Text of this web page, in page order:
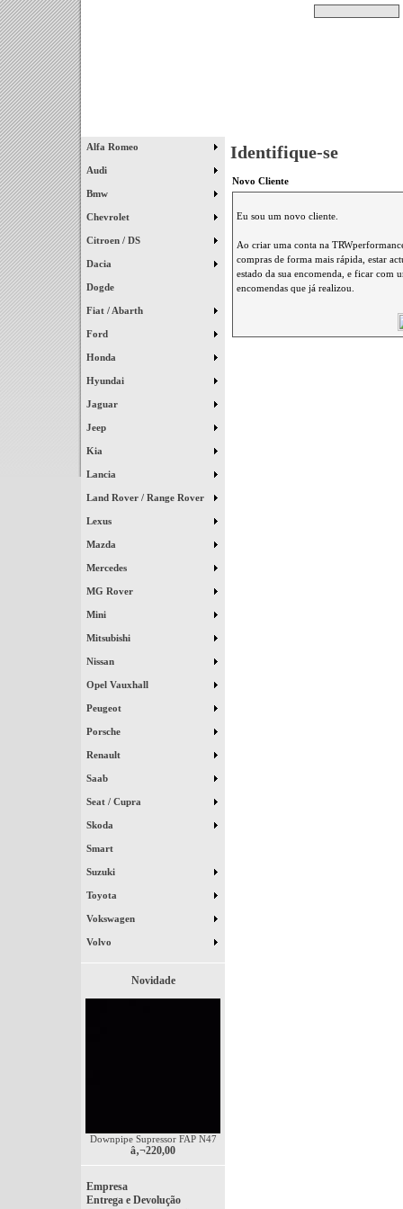
Alfa Romeo
Audi
Bmw
Chevrolet
Citroen / DS
Dacia
Dogde
Fiat / Abarth
Ford
Honda
Hyundai
Jaguar
Jeep
Kia
Lancia
Land Rover / Range Rover
Lexus
Mazda
Mercedes
MG Rover
Mini
Mitsubishi
Nissan
Opel Vauxhall
Peugeot
Porsche
Renault
Saab
Seat / Cupra
Skoda
Smart
Suzuki
Toyota
Vokswagen
Volvo
Novidade
Downpipe Supressor FAP N47
â‚¬220,00
Empresa
Entrega e Devolução
Identifique-se
Novo Cliente
Eu sou um novo cliente.
Ao criar uma conta na
compras de forma mais rápida, estar
estado da sua encomenda, e ficar com
encomendas que já realizou.